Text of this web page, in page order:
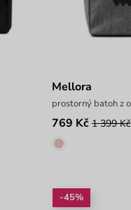
Mellora
769 Kč 1 399 Kč
-45%